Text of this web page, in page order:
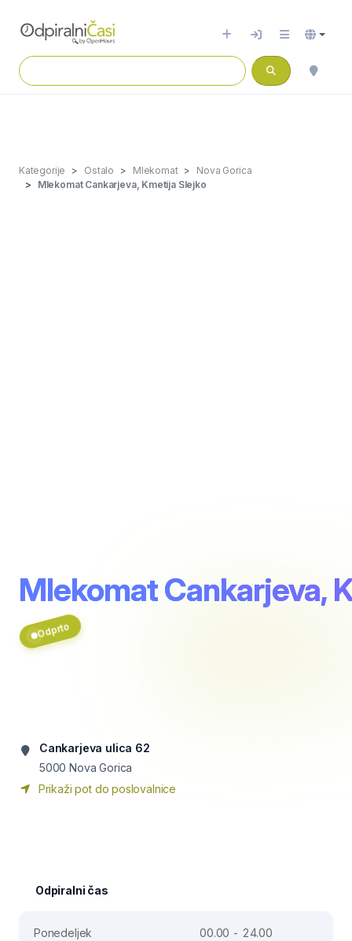
Kategorije Ostalo Mlekomat
Nova Gorica
Mlekomat Cankarjeva, Kmetija Slejko
Mlekomat Cankarjeva,
Odprto
Cankarjeva ulica 62
5000 Nova Gorica
Prikaži pot do poslovalnice
Odpiralni čas
Ponedeljek
00.00 - 24.00